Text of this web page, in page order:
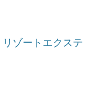
ゾートエクステ